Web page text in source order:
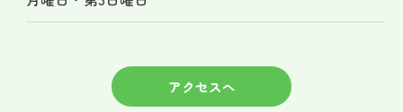
アクセスへ